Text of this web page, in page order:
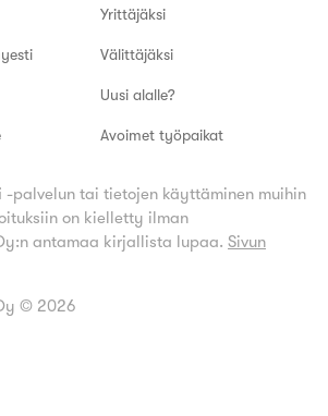
Yrittäjäksi
Välittäjäksi
Uusi alalle?
Avoimet työpaikat
-palvelun tai tietojen käyttäminen muihin
on kielletty ilman
antamaa kirjallista lupaa. Sivun
© 2026